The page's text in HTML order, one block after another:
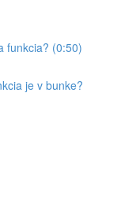
funkcia? (0:50)
je v bunke?